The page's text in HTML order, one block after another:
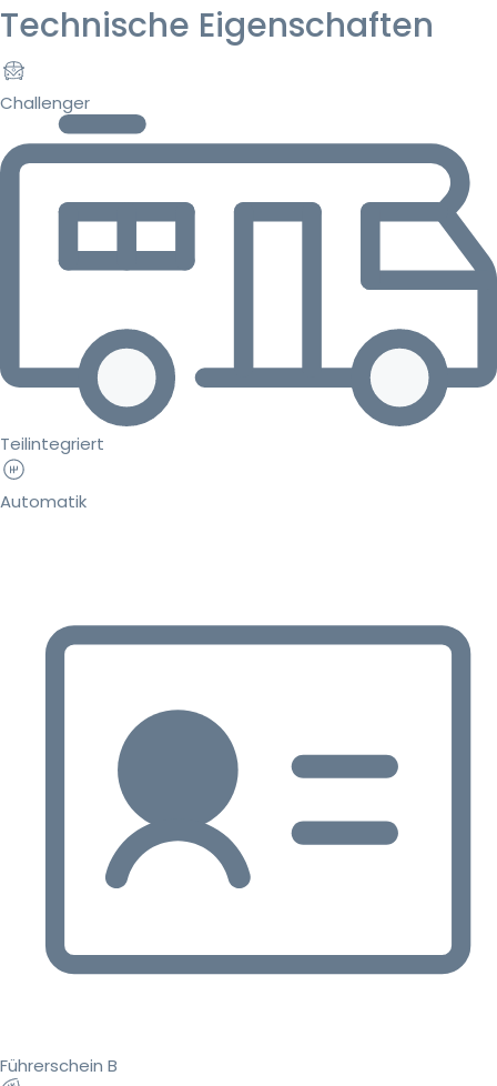
Technische Eigenschaften
Challenger
Teilintegriert
Automatik
Führerschein B